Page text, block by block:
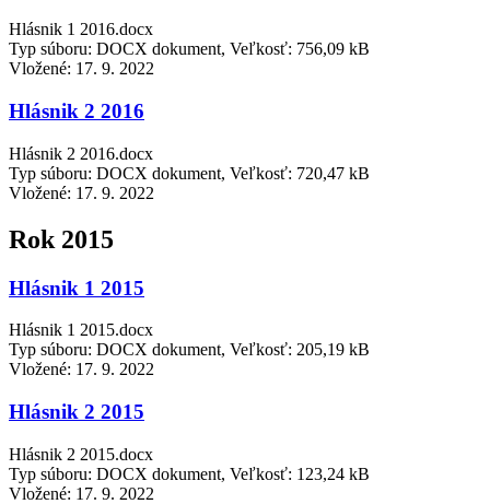
Hlásnik 1 2016.docx
Typ súboru: DOCX dokument, Veľkosť: 756,09 kB
Vložené: 17. 9. 2022
Hlásnik 2 2016
Hlásnik 2 2016.docx
Typ súboru: DOCX dokument, Veľkosť: 720,47 kB
Vložené: 17. 9. 2022
Rok 2015
Hlásnik 1 2015
Hlásnik 1 2015.docx
Typ súboru: DOCX dokument, Veľkosť: 205,19 kB
Vložené: 17. 9. 2022
Hlásnik 2 2015
Hlásnik 2 2015.docx
Typ súboru: DOCX dokument, Veľkosť: 123,24 kB
Vložené: 17. 9. 2022